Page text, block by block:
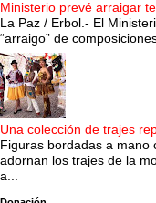
Ministerio prevé arraigar
La Paz / Erbol.- El
“arraigo” de
Una colección de trajes
Figuras bordadas a mano
adornan los trajes de la
a...